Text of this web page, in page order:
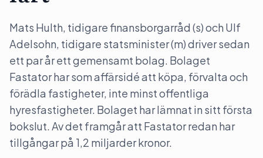
Mats Hulth, tidigare finansborgarråd (s) och Ulf
Adelsohn, tidigare statsminister (m) driver sedan
ett par år ett gemensamt bolag. Bolaget
Fastator har som affärsidé att köpa, förvalta och
förädla fastigheter, inte minst offentliga
hyresfastigheter. Bolaget har lämnat in sitt första
bokslut. Av det framgår att Fastator redan har
tillgångar på 1,2 miljarder kronor.